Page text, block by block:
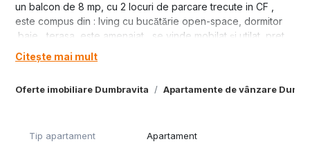
Oferte imobiliare Dumbravita Apartamente de vânzare
un balcon de 8 mp, cu 2 locuri de parcare trecute in CF ,
este compus din : lving cu bucătărie open-space, dormitor
,baie , terasa, este amenajat , se vinde mobilat și utilat, pret
118000 euro.
Citește mai mult
Tip apartament Apartament